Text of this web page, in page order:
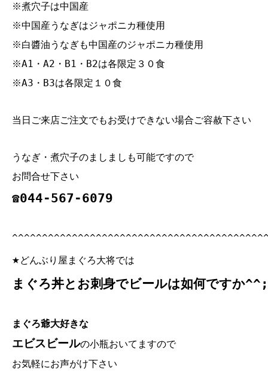
※煮穴子は中国産
※中国産うなぎはジャポニカ種使用
※白醬油うなぎも中国産のジャポニカ種使用
※A1・A2・B1・B2は各限定３０食
※A3・B3は各限定１０食
当日ご来店ご注文でもお受けできない場合ご容赦下さい
うなぎ・煮穴子のましましも可能ですので
お問合せ下さい
☎044‐567‐6079
★どんぶり屋まぐろ大将では
まぐろ丼とお刺身でビールは如何ですか^^;
まぐろ爺大好きな
エビスビールの小瓶おいてますので
お気軽にお声がけ下さい